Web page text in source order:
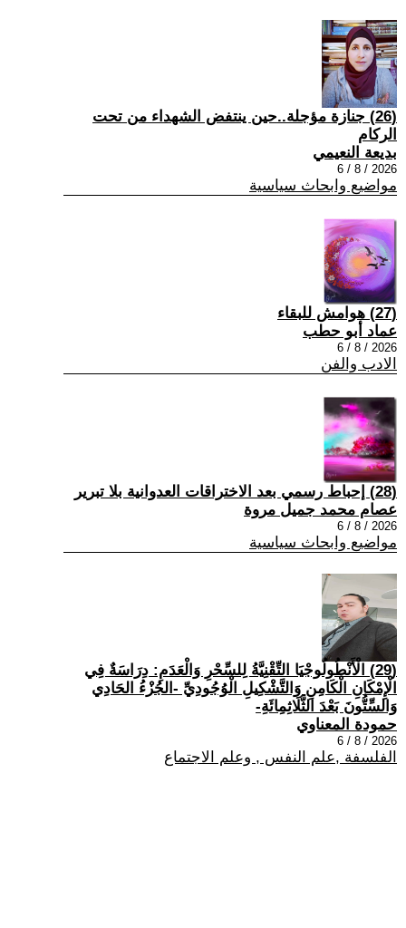
(26) جنازة مؤجلة..حين ينتفض الشهداء من تحت
الركام
بديعة النعيمي
2026 / 8 / 6
مواضيع وابحاث سياسية
(27) هوامش للبقاء
عماد أبو حطب
2026 / 8 / 6
الادب والفن
(28) إحباط رسمي بعد الاختراقات العدوانية بلا تبرير
عصام محمد جميل مروة
2026 / 8 / 6
مواضيع وابحاث سياسية
(29) الْأَنْطُولُوجْيَا التِّقْنِيَّةُ لِلسِّحْرِ وَالْعَدَمِ: دِرَاسَةٌ فِي
الْإِمْكَانِ الْكَامِنِ وَالتَّشْكِيلِ الْوُجُودِيِّ -الجُزْءُ الحَادِي
وَالسِّتُّونَ بَعْدَ الثَّلَاثِمِائَةِ-
حمودة المعناوي
2026 / 8 / 6
الفلسفة ,علم النفس , وعلم الاجتماع